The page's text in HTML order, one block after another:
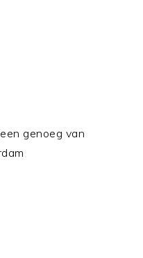
genoeg van